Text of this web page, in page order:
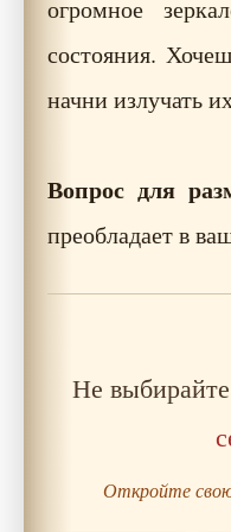
огромное
состояния.
начни излучать
Вопрос для
преобладает в
Не
Откройте